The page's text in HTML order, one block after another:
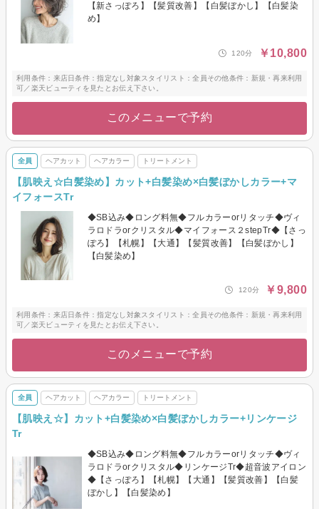
【新さっぽろ】【髪質改善】【白髪ぼかし】【白髪染
め】
120分 ￥10,800
利用条件：来店日条件：指定なし対象スタイリスト：全員その他条件：新規・再来利用
可／楽天ビューティを見たとお伝え下さい。
このメニューで予約
全員 ヘアカット ヘアカラー トリートメント
【肌映え☆白髪染め】カット+白髪染め×白髪ぼかしカラー+マ
イフォースTr
◆SB込み◆ロング料無◆フルカラーorリタッチ◆ヴィ
ラロドラorクリスタル◆マイフォース２stepTr◆【さっ
ぽろ】【札幌】【大通】【髪質改善】【白髪ぼかし】
【白髪染め】
120分 ￥9,800
利用条件：来店日条件：指定なし対象スタイリスト：全員その他条件：新規・再来利用
可／楽天ビューティを見たとお伝え下さい。
このメニューで予約
全員 ヘアカット ヘアカラー トリートメント
【肌映え☆】カット+白髪染め×白髪ぼかしカラー+リンケージ
Tr
◆SB込み◆ロング料無◆フルカラーorリタッチ◆ヴィ
ラロドラorクリスタル◆リンケージTr◆超音波アイロン
◆【さっぽろ】【札幌】【大通】【髪質改善】【白髪
ぼかし】【白髪染め】